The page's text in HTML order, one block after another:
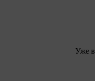
Уже